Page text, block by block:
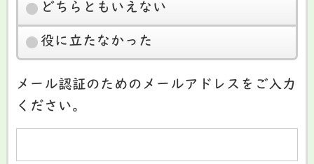
どちらともいえない
役に立たなかった
メール認証のためのメールアドレスをご入力
ください。